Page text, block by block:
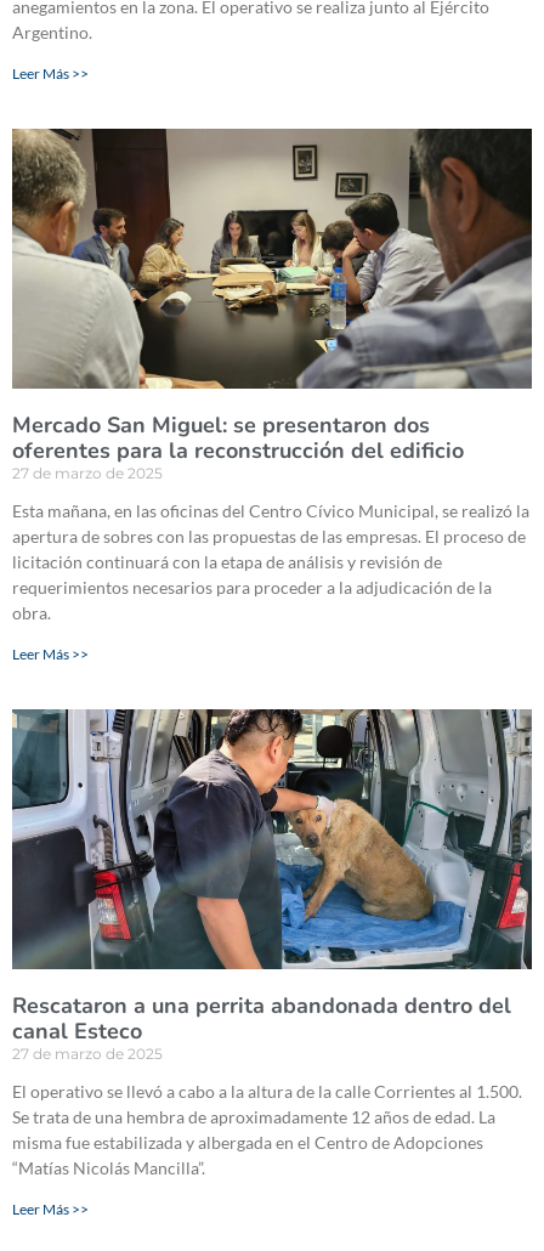
anegamientos en la zona. El operativo se realiza junto al Ejército
Argentino.
Leer Más >>
Mercado San Miguel: se presentaron dos
oferentes para la reconstrucción del edificio
27 de marzo de 2025
Esta mañana, en las oficinas del Centro Cívico Municipal, se realizó la
apertura de sobres con las propuestas de las empresas. El proceso de
licitación continuará con la etapa de análisis y revisión de
requerimientos necesarios para proceder a la adjudicación de la
obra.
Leer Más >>
Rescataron a una perrita abandonada dentro del
canal Esteco
27 de marzo de 2025
El operativo se llevó a cabo a la altura de la calle Corrientes al 1.500.
Se trata de una hembra de aproximadamente 12 años de edad. La
misma fue estabilizada y albergada en el Centro de Adopciones
“Matías Nicolás Mancilla”.
Leer Más >>